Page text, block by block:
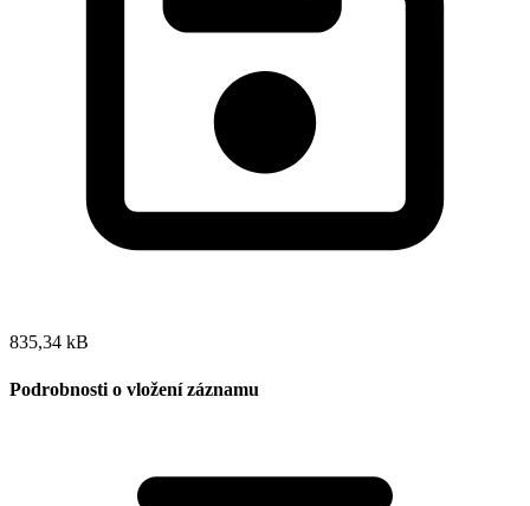
835,34 kB
Podrobnosti o vložení záznamu